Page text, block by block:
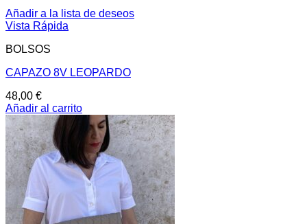
Añadir a la lista de deseos
Vista Rápida
BOLSOS
CAPAZO 8V LEOPARDO
48,00 €
Añadir al carrito